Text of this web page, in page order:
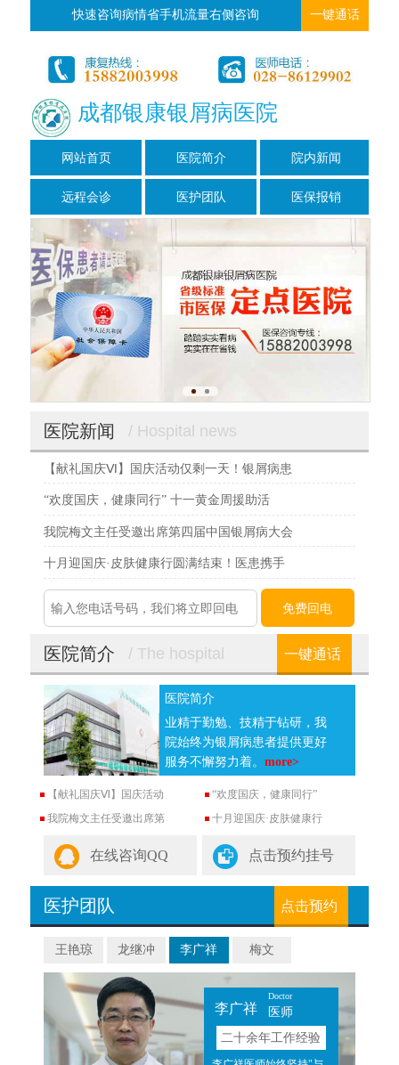
快速咨询病情省手机流量右侧咨询 一键通话
成都银康银屑病医院
网站首页 医院简介 院内新闻
远程会诊 医护团队 医保报销
医院新闻 / Hospital news
【献礼国庆Ⅵ】国庆活动仅剩一天！银屑病患
“欢度国庆，健康同行” 十一黄金周援助活
我院梅文主任受邀出席第四届中国银屑病大会
十月迎国庆·皮肤健康行圆满结束！医患携手
医院简介 / The hospital 一键通话
医院简介
业精于勤勉、技精于钻研，我
院始终为银屑病患者提供更好
服务不懈努力着。more>
【献礼国庆Ⅵ】国庆活动
“欢度国庆，健康同行”
我院梅文主任受邀出席第
十月迎国庆·皮肤健康行
在线咨询QQ 点击预约挂号
医护团队 点击预约
王艳琼 龙继冲 李广祥 梅文
李广祥
Doctor
医师
二十余年工作经验